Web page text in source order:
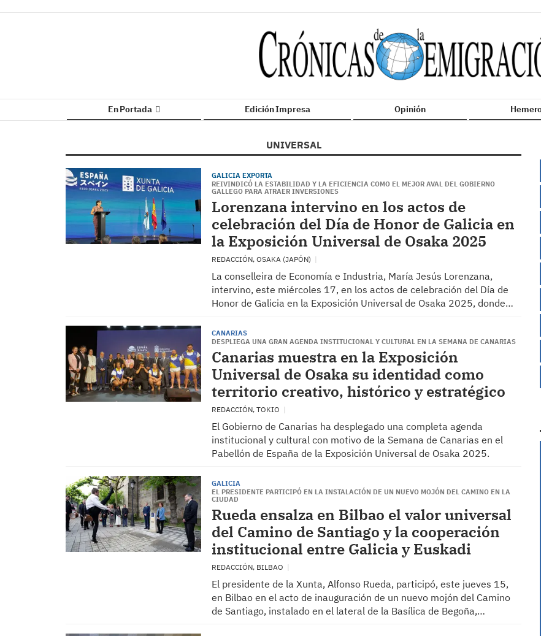
En Portada Edición Impresa Opinión
UNIVERSAL
GALICIA EXPORTA
REIVINDICÓ LA ESTABILIDAD Y LA EFICIENCIA COMO EL MEJOR AVAL DEL GOBIERNO
GALLEGO PARA ATRAER INVERSIONES
Lorenzana intervino en los actos de
celebración del Día de Honor de Galicia en
la Exposición Universal de Osaka 2025
REDACCIÓN, OSAKA (JAPÓN)
La conselleira de Economía e Industria, María Jesús Lorenzana,
intervino, este miércoles 17, en los actos de celebración del Día de
Honor de Galicia en la Exposición Universal de Osaka 2025, donde…
CANARIAS
DESPLIEGA UNA GRAN AGENDA INSTITUCIONAL Y CULTURAL EN LA SEMANA DE CANARIAS
Canarias muestra en la Exposición
Universal de Osaka su identidad como
territorio creativo, histórico y estratégico
REDACCIÓN, TOKIO
El Gobierno de Canarias ha desplegado una completa agenda
institucional y cultural con motivo de la Semana de Canarias en el
Pabellón de España de la Exposición Universal de Osaka 2025.
GALICIA
EL PRESIDENTE PARTICIPÓ EN LA INSTALACIÓN DE UN NUEVO MOJÓN DEL CAMINO EN LA
CIUDAD
Rueda ensalza en Bilbao el valor universal
del Camino de Santiago y la cooperación
institucional entre Galicia y Euskadi
REDACCIÓN, BILBAO
El presidente de la Xunta, Alfonso Rueda, participó, este jueves 15,
en Bilbao en el acto de inauguración de un nuevo mojón del Camino
de Santiago, instalado en el lateral de la Basílica de Begoña,…